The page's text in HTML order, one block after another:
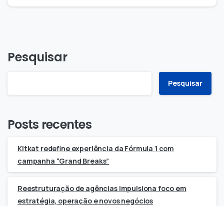
Pesquisar
Pesquisar
Posts recentes
Kitkat redefine experiência da Fórmula 1 com
campanha “Grand Breaks”
Reestruturação de agências impulsiona foco em
estratégia, operação e novos negócios